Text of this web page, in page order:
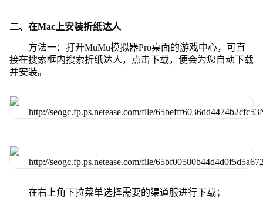
二、在Mac上安装折纸达人
方法一：打开MuMu模拟器Pro桌面的游戏中心，可直
接在搜索框内搜索折纸达人，点击下载，便会为您自动下载
并安装。
在右上角下拉菜单选择需要的渠道服进行下载；